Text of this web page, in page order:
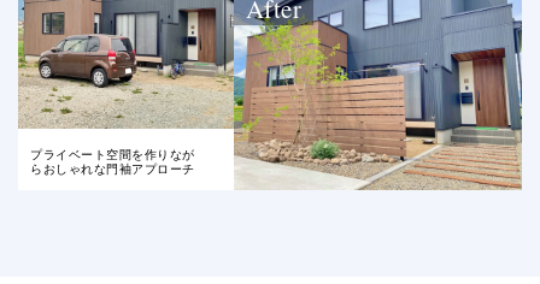
After
プライベート空間を作りなが
らおしゃれな門袖アプローチ